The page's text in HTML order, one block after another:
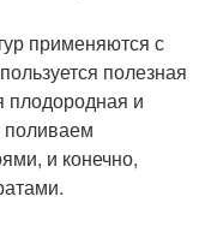
применяются с
полезная
плодородная и
и конечно,